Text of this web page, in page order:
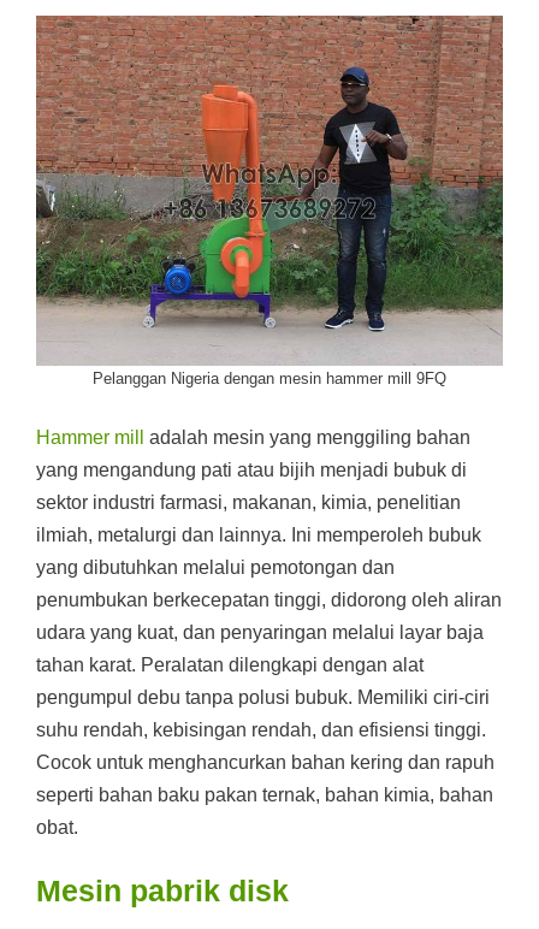
Pelanggan Nigeria dengan mesin hammer mill 9FQ
Hammer mill
adalah mesin yang menggiling bahan
yang mengandung pati atau bijih menjadi bubuk di
sektor industri farmasi, makanan, kimia, penelitian
ilmiah, metalurgi dan lainnya. Ini memperoleh bubuk
yang dibutuhkan melalui pemotongan dan
penumbukan berkecepatan tinggi, didorong oleh aliran
udara yang kuat, dan penyaringan melalui layar baja
tahan karat. Peralatan dilengkapi dengan alat
pengumpul debu tanpa polusi bubuk. Memiliki ciri-ciri
suhu rendah, kebisingan rendah, dan efisiensi tinggi.
Cocok untuk menghancurkan bahan kering dan rapuh
seperti bahan baku pakan ternak, bahan kimia, bahan
obat.
Mesin pabrik disk